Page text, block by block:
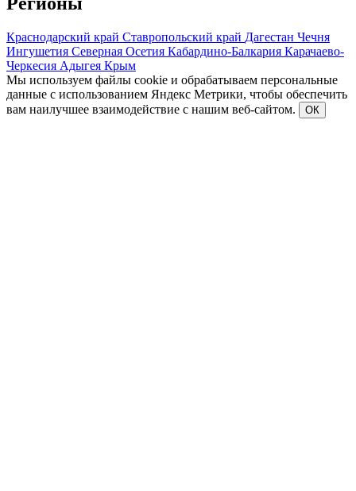
Краснодарский край Ставропольский край Дагестан Чечня
Ингушетия Северная Осетия Кабардино-Балкария Карачаево-
Черкесия Адыгея Крым
Мы используем файлы cookie и обрабатываем персональные
данные с использованием Яндекс Метрики, чтобы обеспечить
вам наилучшее взаимодействие с нашим веб-сайтом.
ОК